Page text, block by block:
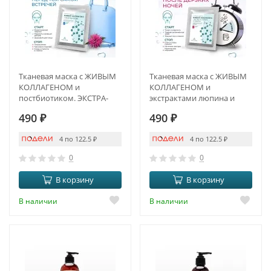
Тканевая маска с ЖИВЫМ
КОЛЛАГЕНОМ и
постбиотиком. ЭКСТРА-
490 ₽
4 по 122.5 ₽
0
В корзину
В наличии
Тканевая маска с ЖИВЫМ
КОЛЛАГЕНОМ и
экстрактами люпина и
ПРОТИВООТЁЧНЫЙ
490 ₽
4 по 122.5 ₽
0
В корзину
В наличии